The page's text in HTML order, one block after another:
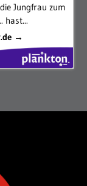
Jungfrau zum
hast...
→